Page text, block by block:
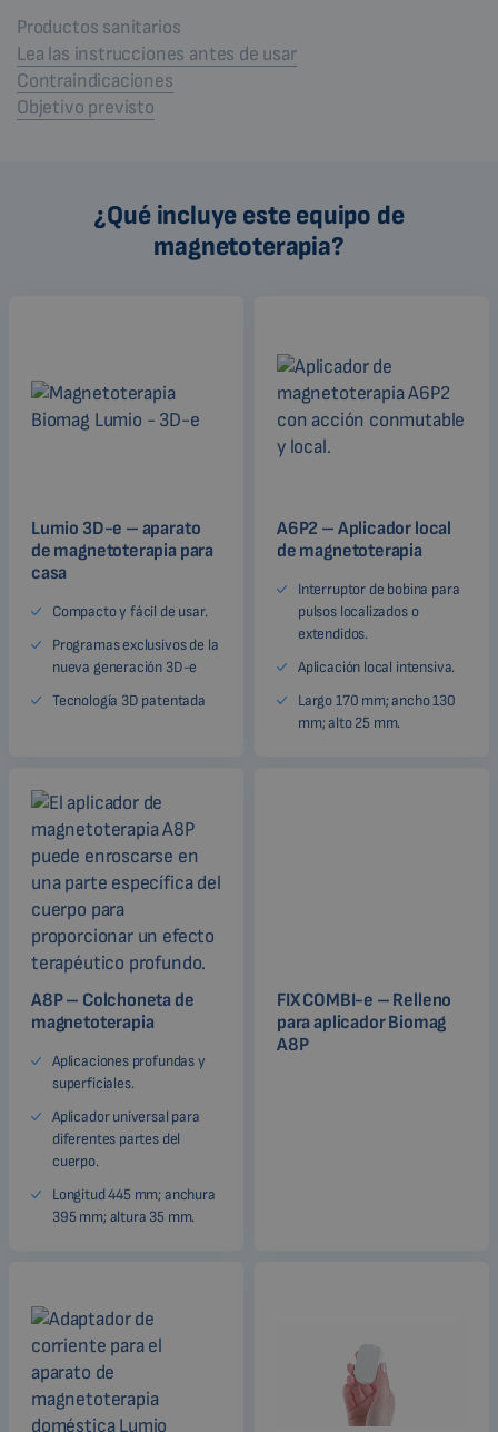
Productos sanitarios
Lea las instrucciones antes de usar
Contraindicaciones
Objetivo previsto
¿Qué incluye este equipo de
magnetoterapia?
Lumio 3D-e – aparato
de magnetoterapia para
casa
Compacto y fácil de usar.
Programas exclusivos de la
nueva generación 3D-e
Tecnología 3D patentada
A6P2 – Aplicador local
de magnetoterapia
Interruptor de bobina para
pulsos localizados o
extendidos.
Aplicación local intensiva.
Largo 170 mm; ancho 130
mm; alto 25 mm.
A8P – Colchoneta de
magnetoterapia
Aplicaciones profundas y
superficiales.
Aplicador universal para
diferentes partes del
cuerpo.
Longitud 445 mm; anchura
395 mm; altura 35 mm.
FIX COMBI-e – Relleno
para aplicador Biomag
A8P